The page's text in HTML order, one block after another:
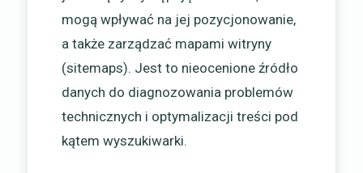
mogą wpływać na jej pozycjonowanie,
a także zarządzać mapami witryny
(sitemaps). Jest to nieocenione źródło
danych do diagnozowania problemów
technicznych i optymalizacji treści pod
kątem wyszukiwarki.